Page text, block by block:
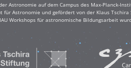
Astronomie auf dem Campus des Max-Planck-
Astronomie und gefördert von der Klaus Tschira
IAU Workshops für astronomische Bildungsarbeit